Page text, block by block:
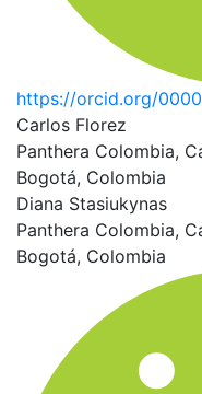
https://orcid.org/
Carlos Florez
Panthera Colombia,
Bogotá, Colombia
Diana Stasiukynas
Panthera Colombia,
Bogotá, Colombia